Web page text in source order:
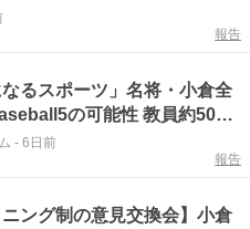
さとは？
報告
なるスポーツ」名将・小倉全
の可能性 教員約50人
ボン杯」
- 6日前
報告
ニング制の意見交換会】小倉